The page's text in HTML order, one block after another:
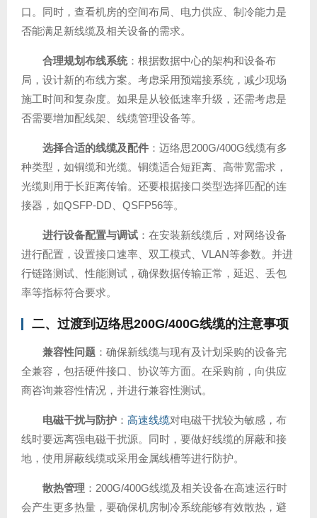
口。同时，查看机房的空间布局、电力供应、制冷能力是
否能满足新线缆及相关设备的需求。
合理规划布线系统：根据数据中心的架构和设备布
局，设计新的布线方案。考虑采用预端接系统，减少现场
施工时间和复杂度。如果是从较低速率升级，还需考虑是
否需要增加配线架、线缆管理设备等。
选择合适的线缆及配件 ：迈络思200G/400G线缆有多
种类型，如铜缆和光缆。铜缆适合短距离、高带宽需求，
光缆则用于长距离传输。还要根据接口类型选择匹配的连
接器，如QSFP-DD、QSFP56等。
进行设备配置与调试 ：在安装新线缆后，对网络设备
进行配置，设置接口速率、双工模式、VLAN等参数。并进
行链路测试、性能测试，确保数据传输正常，延迟、丢包
率等指标符合要求。
二、过渡到迈络思200G/400G线缆的注意事项
兼容性问题 ：确保新线缆与现有及计划采购的设备完
全兼容，包括硬件接口、协议等方面。在采购前，向供应
商咨询兼容性情况，并进行兼容性测试。
电磁干扰与防护 ： 高速线缆对电磁干扰较为敏感，布
线时要远离强电磁干扰源。同时，要做好线缆的屏蔽和接
地，使用屏蔽线缆或采用金属线槽等进行防护。
散热管理 ：200G/400G线缆及相关设备在高速运行时
会产生更多热量，要确保机房制冷系统能够有效散热，避